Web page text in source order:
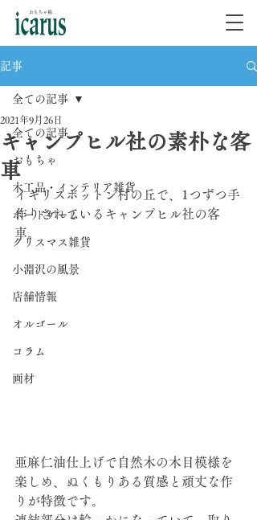
記事
全ての記事
おもちゃ
木工品・インテリア雑貨
ボードゲーム
クリスマス雑貨
小淵沢の風景
店舗情報
オルゴール
コラム
画材
全ての記事
キャンプヒル社の素朴な客
車
2021年9月26日
イギリスボットン村の丘で、1つずつ手
作りされているキャンプヒル社の客
車。⁡⁡
⁡⁡亜麻仁油仕上げで自然木の木目模様を
楽しめ、ぬくもりある質感と頑丈な作
りが特徴です。⁡⁡